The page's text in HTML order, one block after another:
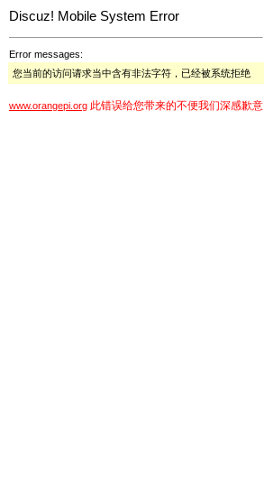
Discuz! Mobile System Error
Error messages:
您当前的访问请求当中含有非法字符，已经被系统拒绝
www.orangepi.org 此错误给您带来的不便我们深感歉意